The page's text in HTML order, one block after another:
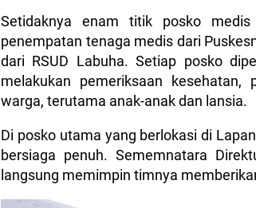
Setidaknya enam titik posko
penempatan tenaga medis dari
dari RSUD Labuha. Setiap posko
melakukan pemeriksaan kesehatan,
warga, terutama anak-anak dan lansia.
Di posko utama yang berlokasi di
bersiaga penuh. Sememnatara
langsung memimpin timnya